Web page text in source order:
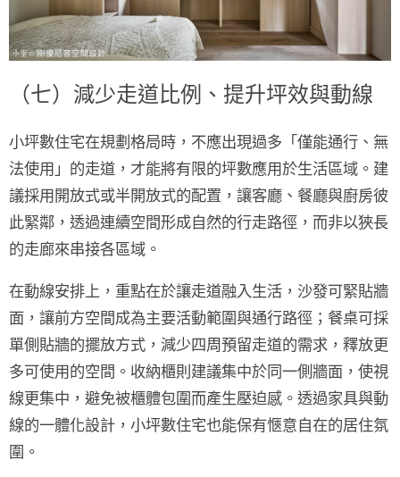
（七）減少走道比例、提升坪效與動線
小坪數住宅在規劃格局時，不應出現過多「僅能通行、無
法使用」的走道，才能將有限的坪數應用於生活區域。建
議採用開放式或半開放式的配置，讓客廳、餐廳與廚房彼
此緊鄰，透過連續空間形成自然的行走路徑，而非以狹長
的走廊來串接各區域。
在動線安排上，重點在於讓走道融入生活 ，沙發可緊貼牆
面 ，讓前方空間成為主要活動範圍與通行路徑；餐桌可採
單側貼牆的擺放方式，減少四周預留走道的需求，釋放更
多可使用的空間。收納櫃則建議集中於同一側牆面，使視
線更集中，避免被櫃體包圍而產生壓迫感。透過家具與動
線的一體化設計，小坪數住宅也能保有愜意自在的居住氛
圍。